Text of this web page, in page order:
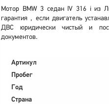
Мотор BMW 3 седан IV 316 i из
гарантия , если двигатель
ДВС юридически чистый и
документов.
Артикул
Пробег
Год
Страна